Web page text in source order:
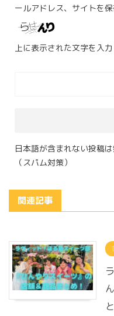
ールアドレス、サイトを保
上に表示された文字を入力
日本語が含まれない投稿
（スパム対策）
関連記事